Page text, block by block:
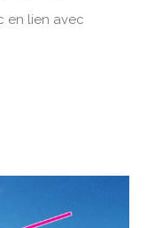
en lien avec